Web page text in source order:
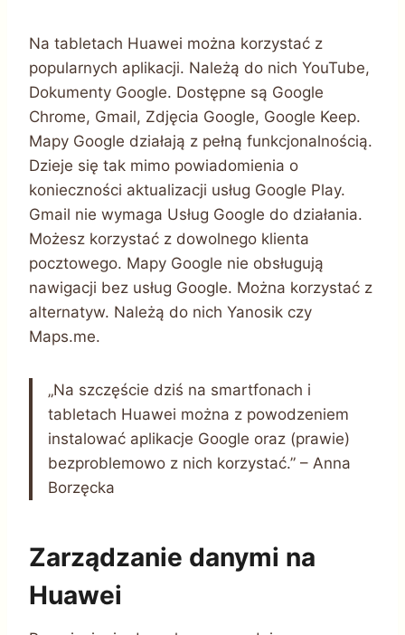
Na tabletach Huawei można korzystać z
popularnych aplikacji. Należą do nich YouTube,
Dokumenty Google. Dostępne są Google
Chrome, Gmail, Zdjęcia Google, Google Keep.
Mapy Google działają z pełną funkcjonalnością.
Dzieje się tak mimo powiadomienia o
konieczności aktualizacji usług Google Play.
Gmail nie wymaga Usług Google do działania.
Możesz korzystać z dowolnego klienta
pocztowego. Mapy Google nie obsługują
nawigacji bez usług Google. Można korzystać z
alternatyw. Należą do nich Yanosik czy
Maps.me.
„Na szczęście dziś na smartfonach i
tabletach Huawei można z powodzeniem
instalować aplikacje Google oraz (prawie)
bezproblemowo z nich korzystać.” – Anna
Borzęcka
Zarządzanie danymi na
Huawei